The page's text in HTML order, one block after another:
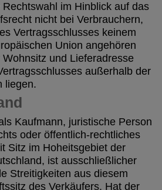
im Hinblick auf das
nicht bei Verbrauchern,
Vertragsschlusses keinem
Union angehören
und Lieferadresse
außerhalb der
liegen.
Kaufmann, juristische Person
oder öffentlich-rechtliches
Sitz im Hoheitsgebiet der
ist ausschließlicher
Streitigkeiten aus diesem
des Verkäufers. Hat der